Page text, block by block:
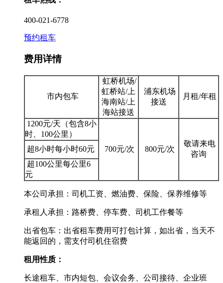
400-021-6778
预约租车
费用详情
市内包车
虹桥机场/
虹桥站/上
海南站/上
海站接送
浦东机场
接送
月租/年租
1200元/天（包含8小
时、100公里）
700元/次
800元/次
敬请来电
咨询
超8小时每小时60元
超100公里每公里6
元
本公司承担：司机工资、燃油费、保险、保养维修等
承租人承担：路桥费、停车费、司机工作餐等
出省包车：出省租车费用可打包计算，如出省，当天不
能返回的，需支付司机住宿费
租用性质：
长途租车、市内短包、会议会务、公司接待、企业班